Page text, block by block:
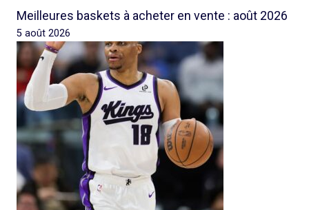
Meilleures baskets à acheter en vente : août 2026
5 août 2026